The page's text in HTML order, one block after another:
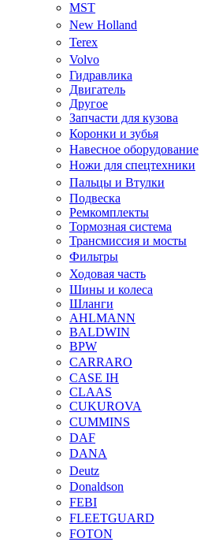
MST
New Holland
Terex
Volvo
Гидравлика
Двигатель
Другое
Запчасти для кузова
Коронки и зубья
Навесное оборудование
Ножи для спецтехники
Пальцы и Втулки
Подвеска
Ремкомплекты
Тормозная система
Трансмиссия и мосты
Фильтры
Ходовая часть
Шины и колеса
Шланги
AHLMANN
BALDWIN
BPW
CARRARO
CASE IH
CLAAS
CUKUROVA
CUMMINS
DAF
DANA
Deutz
Donaldson
FEBI
FLEETGUARD
FOTON